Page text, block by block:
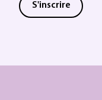
S'inscrire